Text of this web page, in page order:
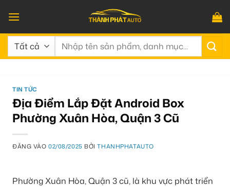
qua
nội
dung
Tìm
TIN TỨC
Địa Điểm Lắp Đặt Android Box
Phường Xuân Hòa, Quận 3 Cũ
ĐĂNG VÀO02/08/2025 BỞITHANHPHATAUTO
Phường Xuân Hòa, Quận 3 cũ, là khu vực phát triển